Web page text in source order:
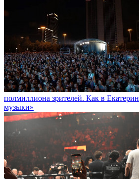
полмиллиона зрителей. Как в
музыки»